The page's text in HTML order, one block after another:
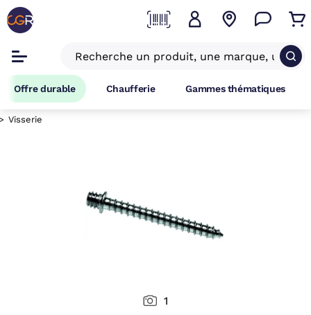
Offre durable Chaufferie Gammes thématiques
Visserie
1